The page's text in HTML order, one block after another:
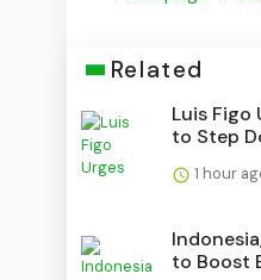
Related
Luis Figo
to Step
1 hour
to Boost